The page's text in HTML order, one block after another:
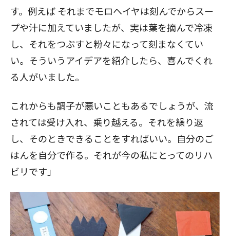
す。例えば それまでモロヘイヤは刻んでからスー
プや汁に加えていましたが、実は葉を摘んで冷凍
し、それをつぶすと粉々になって刻まなくてい
い。そういうアイデアを紹介したら、喜んでくれ
る人がいました。
これからも調子が悪いこともあるでしょうが、流
されては受け入れ、乗り越える。それを繰り返
し、そのときできることをすればいい。自分のご
はんを自分で作る。それが今の私にとってのリハ
ビリです」